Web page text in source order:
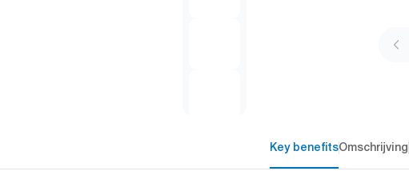
Key benefitsOmschrijving